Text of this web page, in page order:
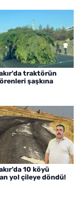
traktörün
şaşkına
10 köyü
yol çileye döndü!